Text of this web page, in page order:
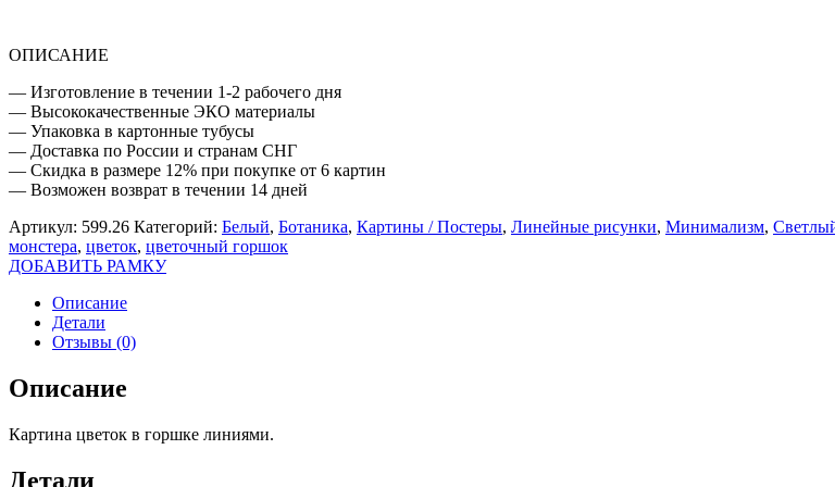
ОПИСАНИЕ
— Изготовление в течении 1-2 рабочего дня
— Высококачественные ЭКО материалы
— Упаковка в картонные тубусы
— Доставка по России и странам СНГ
— Скидка в размере 12% при покупке от 6 картин
— Возможен возврат в течении 14 дней
Артикул: 599.26 Категорий: Белый, Ботаника, Картины / Постеры, Линейные рисунки, Минимализм,
монстера, цветок, цветочный горшок
ДОБАВИТЬ РАМКУ
Описание
Детали
Отзывы (0)
Описание
Картина цветок в горшке линиями.
Детали